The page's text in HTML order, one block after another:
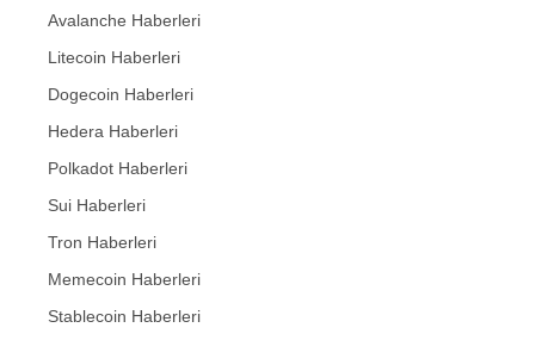
Avalanche Haberleri
Litecoin Haberleri
Dogecoin Haberleri
Hedera Haberleri
Polkadot Haberleri
Sui Haberleri
Tron Haberleri
Memecoin Haberleri
Stablecoin Haberleri